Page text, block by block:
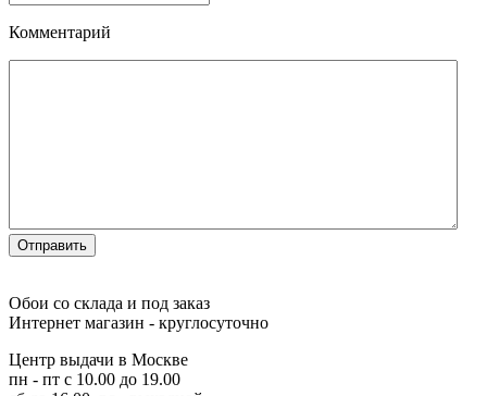
Комментарий
Обои со склада и под заказ
Интернет магазин - круглосуточно
Центр выдачи в Москве
пн - пт с 10.00 до 19.00